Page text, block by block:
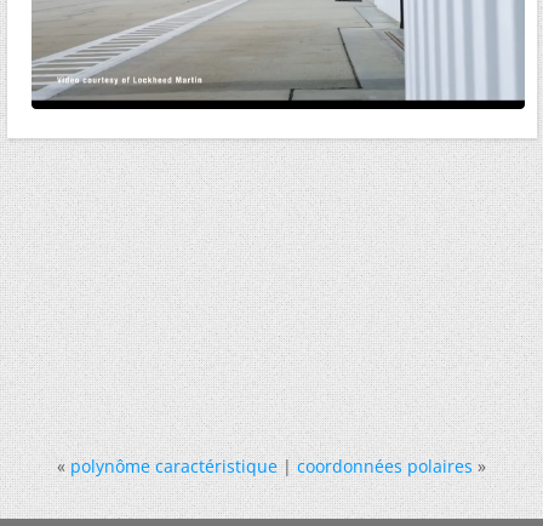
« polynôme caractéristique|coordonnées polaires »